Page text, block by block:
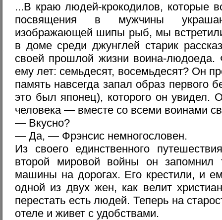
...В краю людей-крокодилов, которые
посвящения в мужчины
изображающей шипы рыб, мы
в доме среди джунглей старик
своей прошлой жизни воина-людоеда.
ему лет: семьдесят, восемьдесят? Он
память навсегда запал образ первого
это был японец), которого он увидел.
человека — вместе со всеми воинами
— Вкусно?
— Да, — Фрэнсис немногословен.
Из своего единственного
второй мировой войны он запомнил
машины на дорогах. Его крестили, и
одной из двух жен, как велит
перестать есть людей. Теперь на
отеле и живет с удобствами.